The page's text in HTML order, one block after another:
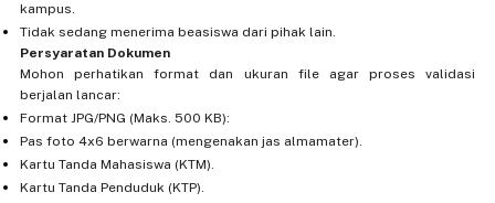
kampus.
Tidak sedang menerima beasiswa dari pihak lain.
Persyaratan Dokumen
Mohon perhatikan format dan ukuran file agar proses validasi
berjalan lancar:
Format JPG/PNG (Maks. 500 KB):
Pas foto 4x6 berwarna (mengenakan jas almamater).
Kartu Tanda Mahasiswa (KTM).
Kartu Tanda Penduduk (KTP).